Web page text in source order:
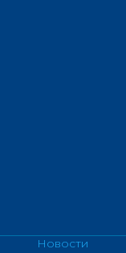
Новости